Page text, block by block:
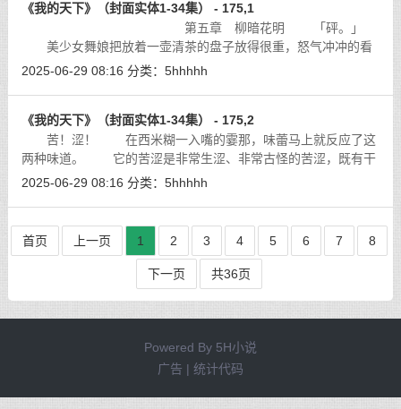
《我的天下》（封面实体1-34集） - 175,1
第五章 柳暗花明 「砰。」
美少女舞娘把放着一壶清茶的盘子放得很重，怒气冲冲的看
了我一眼，但并没出去，而是直接坐在了我的身后。
2025-06-29 08:16 分类： 5hhhhh
《我的天下》（封面实体1-34集） - 175,2
苦！涩！ 在西米糊一入嘴的霎那，味蕾马上就反应了这
两种味道。 它的苦涩是非常生涩、非常古怪的苦涩，既有干
巴巴的粗糙口感，又有草木的青涩，让我明白了为什么就连波斯
2025-06-29 08:16 分类： 5hhhhh
首页 上一页 1 2 3 4 5 6 7 8
下一页 共36页
Powered By 5H小说
广告 | 统计代码